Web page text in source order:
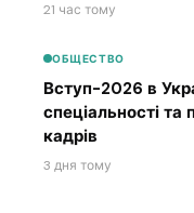
21 час тому
ОБЩЕСТВО
Вступ-2026 в
спеціальності та
кадрів
3 дня тому